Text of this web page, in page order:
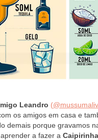
Leandro
os amigos em casa e
demais porque gravamos
a fazer a